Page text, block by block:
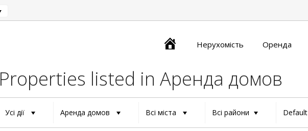
ГлавнаяНерухомість Оренда
Properties listed in Аренда домов
Усі дії Аренда домов Всі міста Всі райони Default